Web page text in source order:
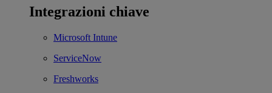
Integrazioni chiave
Microsoft Intune
ServiceNow
Freshworks